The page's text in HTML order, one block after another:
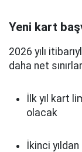
Yeni kart
2026 yılı
daha net
İlk yıl kart
olacak
İkinci